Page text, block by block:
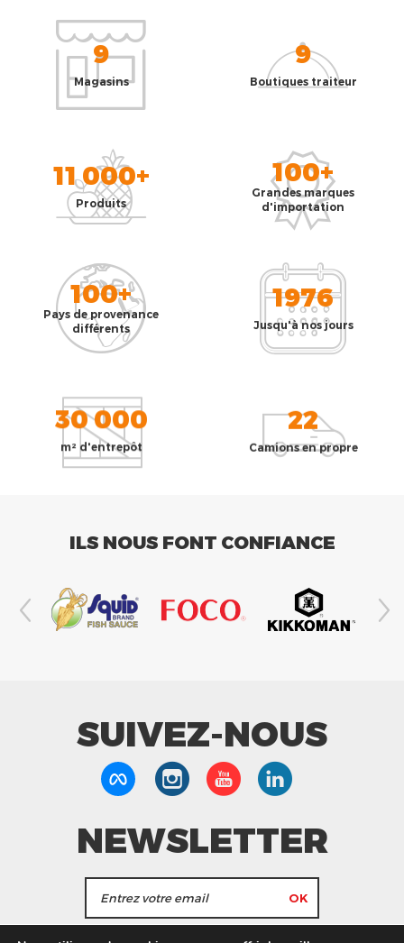
9
Magasins
9
Boutiques traiteur
11 000+
Produits
100+
Grandes marques
d'importation
100+
Pays de provenance
différents
1976
Jusqu'à nos jours
30 000
m² d'entrepôt
22
Camions en propre
ILS NOUS FONT CONFIANCE
SUIVEZ-NOUS
NEWSLETTER
J'accepte de recevoir les actualités et les